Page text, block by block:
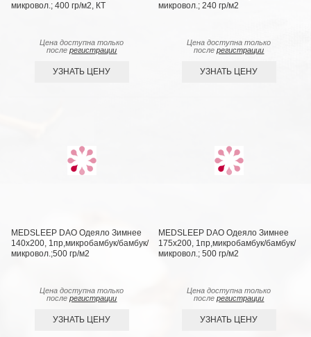
микровол.; 400 гр/м2, КТ
Цена доступна только
послерегистрации
УЗНАТЬ ЦЕНУ
микровол.; 240 гр/м2
Цена доступна только
послерегистрации
УЗНАТЬ ЦЕНУ
MEDSLEEP DAO Одеяло Зимнее
140х200, 1пр,микробамбук/бамбук/
микровол.;500 гр/м2
Цена доступна только
послерегистрации
УЗНАТЬ ЦЕНУ
MEDSLEEP DAO Одеяло Зимнее
175х200, 1пр,микробамбук/бамбук/
микровол.; 500 гр/м2
Цена доступна только
послерегистрации
УЗНАТЬ ЦЕНУ